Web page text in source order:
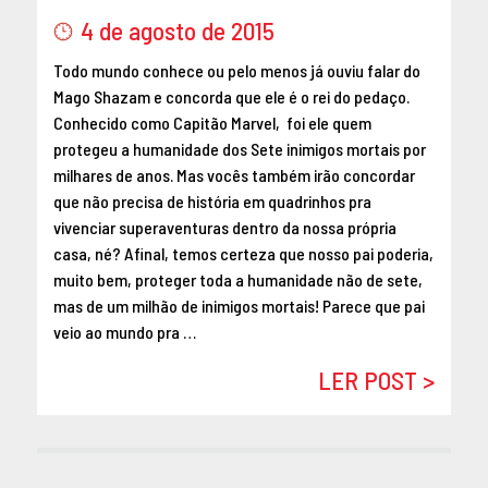
MAIO 2016
MARÇO 2016
FEVEREIRO 2016
JANEIRO 2016
DEZEMBRO 2015
NOVEMBRO 2015
OUTUBRO 2015
SETEMBRO 2015
4 de agosto de 2015
Todo mundo conhece ou pelo menos já ouviu falar do
Mago Shazam e concorda que ele é o rei do pedaço.
Conhecido como Capitão Marvel, foi ele quem
protegeu a humanidade dos Sete inimigos mortais por
milhares de anos. Mas vocês também irão concordar
que não precisa de história em quadrinhos pra
vivenciar superaventuras dentro da nossa própria
casa, né? Afinal, temos certeza que nosso pai poderia,
muito bem, proteger toda a humanidade não de sete,
mas de um milhão de inimigos mortais! Parece que pai
veio ao mundo pra …
LER POST >